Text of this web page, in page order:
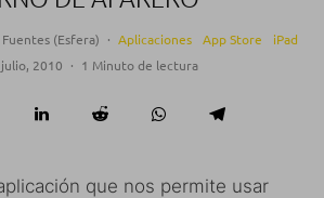
(Esfera) · Aplicaciones App Store
iPad
2010 · 1 Minuto de lectura
que nos permite usar